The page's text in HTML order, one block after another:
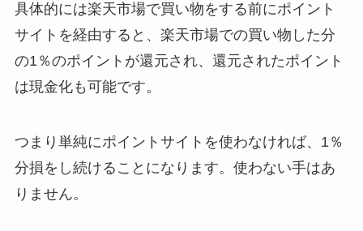
具体的には楽天市場で買い物をする前にポイント
サイトを経由すると、楽天市場での買い物した分
の1％のポイントが還元され、還元されたポイント
は現金化も可能です。
つまり単純にポイントサイトを使わなければ、1％
分損をし続けることになります。使わない手はあ
りません。